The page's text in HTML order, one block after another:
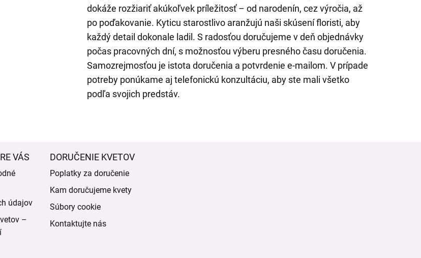
dokáže rozžiariť akúkoľvek príležitosť – od narodenín, cez výročia, až
po poďakovanie. Kyticu starostlivo aranžujú naši skúsení floristi, aby
každý detail dokonale ladil. S radosťou doručujeme v deň objednávky
počas pracovných dní, s možnosťou výberu presného času doručenia.
Samozrejmosťou je istota doručenia a potvrdenie e-mailom. V prípade
potreby ponúkame aj telefonickú konzultáciu, aby ste mali všetko
podľa svojich predstáv.
VÁS
údajov
–
DORUČENIE KVETOV
Poplatky za doručenie
Kam doručujeme kvety
Súbory cookie
Kontaktujte nás